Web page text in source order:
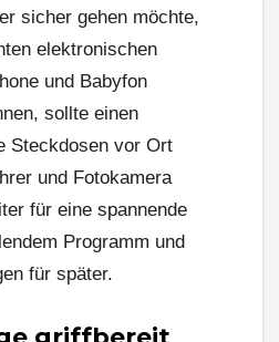
sicher gehen möchte,
elektronischen
und Babyfon
sollte einen
Steckdosen vor Ort
und Fotokamera
für eine spannende
Programm und
für später.